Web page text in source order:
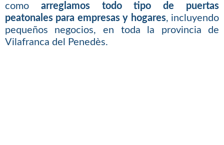
como arreglamos todo tipo de puertas
peatonales para empresas y hogares, incluyendo
pequeños negocios, en toda la provincia de
Vilafranca del Penedès.